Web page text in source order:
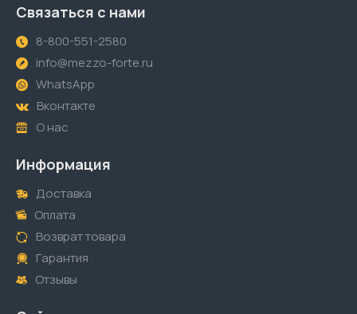
Связаться с нами
8-800-551-2580
info@mezzo-forte.ru
WhatsApp
Вконтакте
О нас
Информация
Доставка
Оплата
Возврат товара
Гарантия
Отзывы